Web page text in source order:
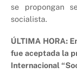
se propongan
socialista.
ÚLTIMA HORA:
fue aceptada la
Internacional